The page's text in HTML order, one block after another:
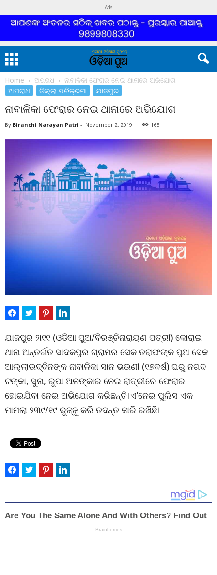
Ads
Home ଅପରାଧ ନାବାଳିକା ଫେରାର ନେଇ ଥାନାରେ ଅଭିଯୋଗ
ଅପରାଧ ଜିଲ୍ଲା ପରିକ୍ରମା ଯାଜପୁର
ନାବାଳିକା ଫେରାର ନେଇ ଥାନାରେ ଅଭିଯୋଗ
By Biranchi Narayan Patri - November 2, 2019 165
ଯାଜପୁର ୨ା୧୧ (ଓଡିଆ ପୁଅ/ବିରଞ୍ଚିନାରାୟଣ ପତ୍ରୀ) କୋରାଇ
ଥାନା ଅନ୍ତର୍ଗତ ସାଦକପୁର ଗ୍ରାମର ସେକ ତରାଫଙ୍କ ପୁଅ ସେକ
ଆଲ୍ଲାଉଦ୍ଦିନଙ୍କ ନାବାଳିକା ସାନ ଭଉଣୀ (୧୭ବର୍ଷ) ଘରୁ ନଗଦ
ଟଙ୍କା, ସୁନା, ରୁପା ଅଳଙ୍କାର ନେଇ ରାତ୍ରୀରେ ଫେରାର
ହୋଇଯିବା ନେଇ ଅଭିଯୋଗ କରିଛନ୍ତି।ଏ’ନେଇ ପୁଲିସ ଏକ
ମାମଲା ୨୩୯/୧୯ ରୁଜ୍ଜୁ କରି ତଦନ୍ତ ଜାରି ରଖିଛି।